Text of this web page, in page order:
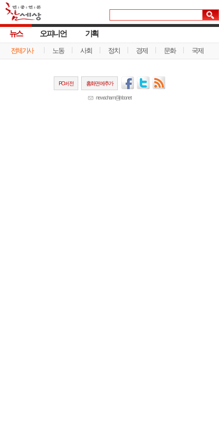
뉴스
전체기사 노동 사회 정치 경제 문화 국제
오피니언 기획
PC버전 홈화면에추가
newscham@jinbo.net